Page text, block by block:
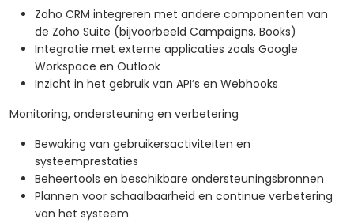
Zoho CRM integreren met andere componenten van
de Zoho Suite (bijvoorbeeld Campaigns, Books)
Integratie met externe applicaties zoals Google
Workspace en Outlook
Inzicht in het gebruik van API’s en Webhooks
Monitoring, ondersteuning en verbetering
Bewaking van gebruikersactiviteiten en
systeemprestaties
Beheertools en beschikbare ondersteuningsbronnen
Plannen voor schaalbaarheid en continue verbetering
van het systeem